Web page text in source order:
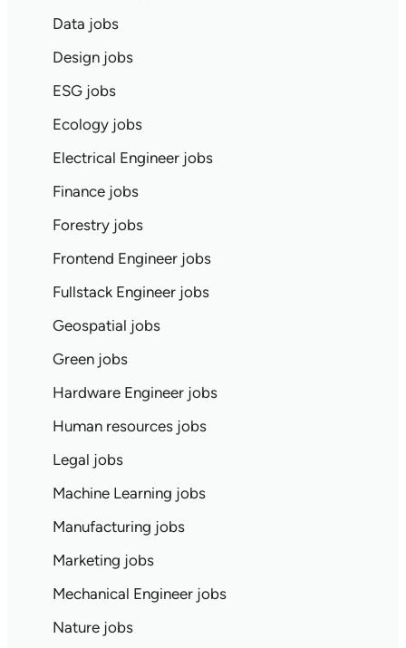
Data jobs
Design jobs
ESG jobs
Ecology jobs
Electrical Engineer jobs
Finance jobs
Forestry jobs
Frontend Engineer jobs
Fullstack Engineer jobs
Geospatial jobs
Green jobs
Hardware Engineer jobs
Human resources jobs
Legal jobs
Machine Learning jobs
Manufacturing jobs
Marketing jobs
Mechanical Engineer jobs
Nature jobs